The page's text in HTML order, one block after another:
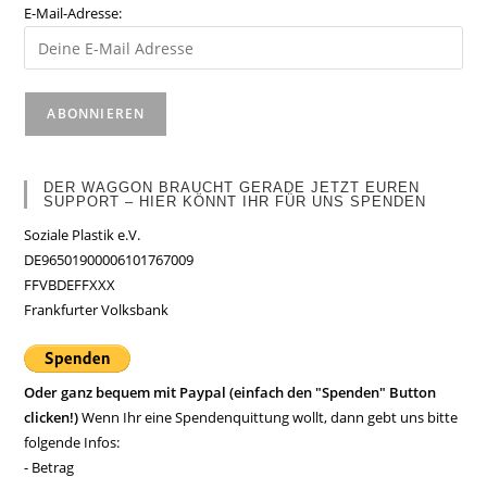
E-Mail-Adresse:
DER WAGGON BRAUCHT GERADE JETZT EUREN
SUPPORT – HIER KÖNNT IHR FÜR UNS SPENDEN
Soziale Plastik e.V.
DE96501900006101767009
FFVBDEFFXXX
Frankfurter Volksbank
Oder ganz bequem mit Paypal (einfach den "Spenden" Button
clicken!)Wenn Ihr eine Spendenquittung wollt, dann gebt uns bitte
folgende Infos:
- Betrag